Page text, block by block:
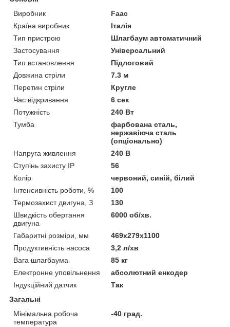
Виробник
Faac
Країна виробник
Італія
Тип пристрою
Шлагбаум автоматичний
Застосування
Універсальний
Тип встановлення
Підлоговий
Довжина стріли
7.3 м
Перетин стріли
Кругле
Час відкривання
6 сек
Потужність
240 Вт
Тумба
фарбована сталь,
нержавіюча сталь
(опціонально)
Напруга живлення
240 В
Ступінь захисту IP
56
Колір
червоний, синій, білий
Інтенсивність роботи, %
100
Термозахист двигуна, З
130
Швидкість обертання
двигуна
6000 об/хв.
Габаритні розміри, мм
469x279x1100
Продуктивність насоса
3,2 л/хв
Вага шлагбаума
85 кг
Електронне уповільнення
абсолютний енкодер
Індукційний датчик
Так
Загальні
Мінімальна робоча
температура
-40 град.